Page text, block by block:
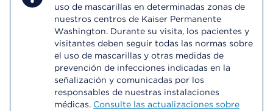
uso de mascarillas en determinadas zonas de
nuestros centros de Kaiser Permanente
Washington. Durante su visita, los pacientes y
visitantes deben seguir todas las normas sobre
el uso de mascarillas y otras medidas de
prevención de infecciones indicadas en la
señalización y comunicadas por los
responsables de nuestras instalaciones
médicas. Consulte las actualizaciones sobre